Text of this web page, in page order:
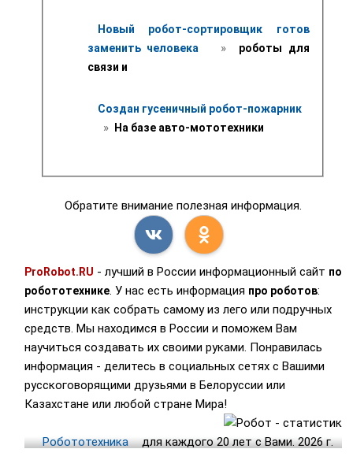
Новый робот-сортировщик готов
заменить человека
»
роботы для
связи и
Создан гусеничный робот-пожарник
» На базе авто-мототехники
Обратите внимание полезная информация.
ProRobot.RU - лучший в России информационный сайт по
робототехнике. У нас есть информация про роботов:
инструкции как собрать самому из лего или подручных
средств. Мы находимся в России и поможем Вам
научиться создавать их своими руками. Понравилась
информация - делитесь в социальных сетях с Вашими
русскоговорящими друзьями в Белоруссии или
Казахстане или любой стране Мира!
Робототехника для каждого 20 лет с Вами. 2026 г.